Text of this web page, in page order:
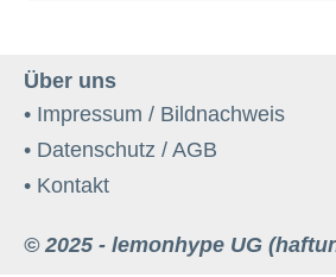
Über uns
• Impressum / Bildnachweis
• Datenschutz / AGB
• Kontakt
© 2025 - lemonhype UG